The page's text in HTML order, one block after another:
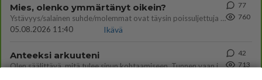
Mies, olenko ymmärtänyt oikein?
Ystävyys/salainen suhde/molemmat ovat täysin poissuljettuja asioita? Nainen
05.08.2026 11:40
Ikävä
77
760
Anteeksi arkuuteni
Olen säälittävä, mitä tulee sinun kohtaamiseen. Tunnen vaan itseni todella epävarmaksi sun kanssa. Jos minun olisi pitän
42
713